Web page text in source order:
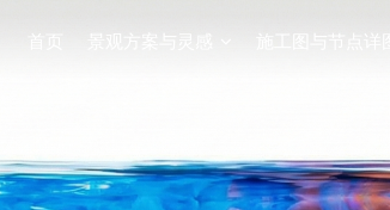
首页 景观方案与灵感 施工图与节点详图